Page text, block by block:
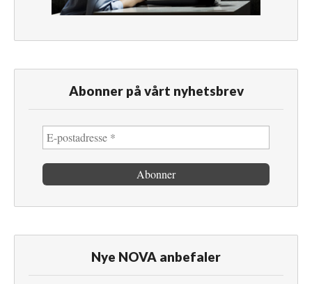
Abonner på vårt nyhetsbrev
Nye NOVA anbefaler